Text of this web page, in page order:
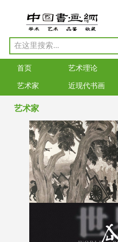
首页 艺术理论
艺术家 近现代书画
艺术家